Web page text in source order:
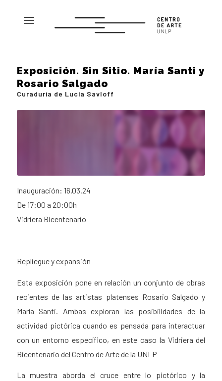
Exposición. Sin Sitio. María Santi y
Rosario Salgado
Curaduría de Lucía Savloff
Inauguración: 16.03.24
De 17:00 a 20:00h
Vidriera Bicentenario
Repliegue y expansión
Esta exposición pone en relación un conjunto de obras
recientes de las artistas platenses Rosario Salgado y
María Santi. Ambas exploran las posibilidades de la
actividad pictórica cuando es pensada para interactuar
con un entorno específico, en este caso la Vidriera del
Bicentenario del Centro de Arte de la UNLP
La muestra aborda el cruce entre lo pictórico y la